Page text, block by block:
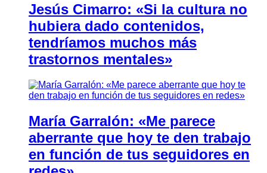
Jesús Cimarro: «Si la cultura no
hubiera dado contenidos,
tendríamos muchos más
trastornos mentales»
María Garralón: «Me parece
aberrante que hoy te den trabajo
en función de tus seguidores en